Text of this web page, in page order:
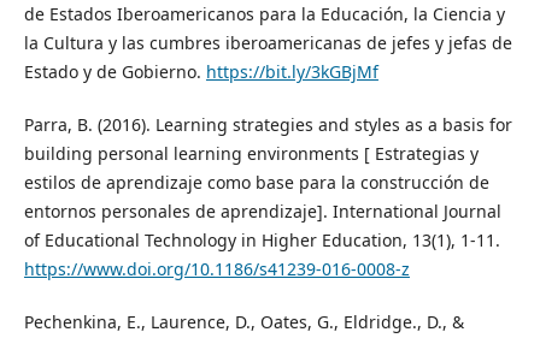
de Estados Iberoamericanos para la Educación, la Ciencia y
la Cultura y las cumbres iberoamericanas de jefes y jefas de
Estado y de Gobierno. https://bit.ly/3kGBjMf
Parra, B. (2016). Learning strategies and styles as a basis for
building personal learning environments [ Estrategias y
estilos de aprendizaje como base para la construcción de
entornos personales de aprendizaje]. International Journal
of Educational Technology in Higher Education, 13(1), 1-11.
https://www.doi.org/10.1186/s41239-016-0008-z
Pechenkina, E., Laurence, D., Oates, G., Eldridge., D., &